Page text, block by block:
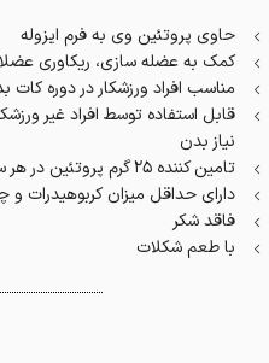
حاوی پروتئین وی به فرم ایزوله
کمک به عضله سازی، ریکاوری
مناسب افراد ورزشکار در دوره
قابل استفاده توسط افراد غیر
نیاز بدن
تامین کننده 25 گرم پروتئین در هر سروینگ
دارای حداقل میزان کربوهیدرات و
فاقد شکر
با طعم شکلات